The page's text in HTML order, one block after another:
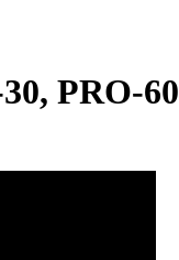
PRO-60